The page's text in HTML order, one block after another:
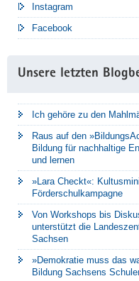
Instagram
Facebook
Unsere letzten
Ich gehöre zu den
Raus auf den
Bildung für nachhaltige
und lernen
»Lara Checkt«:
Förderschulkampagne
Von Workshops bis
unterstützt die
Sachsen
»Demokratie muss das
Bildung Sachsens